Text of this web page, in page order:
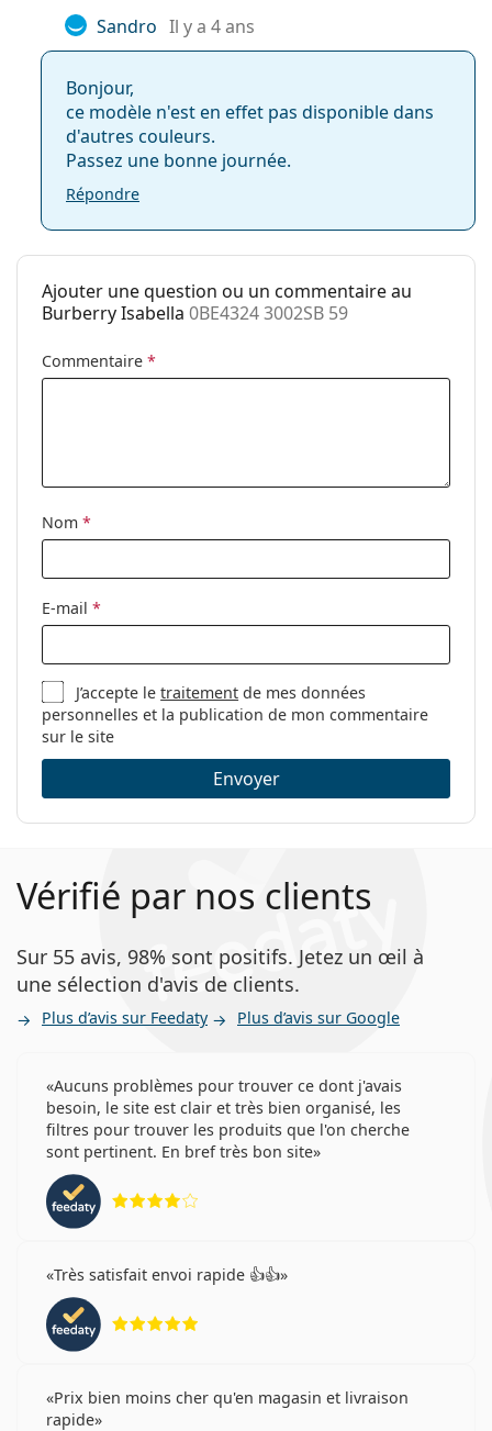
nettoyage:
Oui
Autres
Sexe:
Pour femmes
Catégorie:
Lunettes de vue
Marque:
Burberry
Sandro Il y a 4 ans
Bonjour,
ce modèle n'est en effet pas disponible dans
d'autres couleurs.
Passez une bonne journée.
Répondre
Ajouter une question ou un commentaire au
Burberry Isabella 0BE4324 3002SB 59
Commentaire *
Nom *
E-mail *
J’accepte letraitement de mes données
personnelles et la publication de mon commentaire
sur le site
Envoyer
Vérifié par nos clients
Sur 55 avis, 98% sont positifs. Jetez un œil à
une sélection d'avis de clients.
Plus d’avis sur Feedaty Plus d’avis sur Google
Aucuns problèmes pour trouver ce dont j'avais
besoin, le site est clair et très bien organisé, les
filtres pour trouver les produits que l'on cherche
sont pertinent. En bref très bon site
Très satisfait envoi rapide 👍👍
Prix bien moins cher qu'en magasin et livraison
rapide